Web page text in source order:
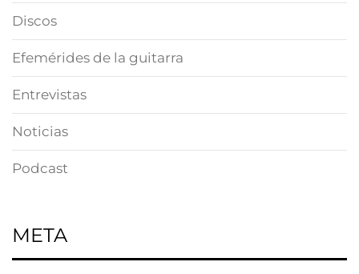
Discos
Efemérides de la guitarra
Entrevistas
Noticias
Podcast
META